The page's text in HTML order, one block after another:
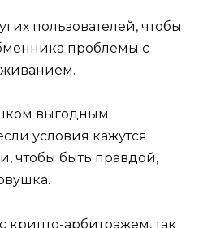
пользователей, чтобы
проблемы с
выгодным
условия кажутся
чтобы быть правдой,
крипто-арбитражем, так